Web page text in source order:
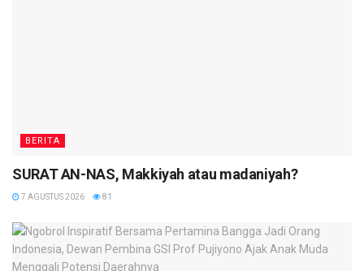
BERITA
SURAT AN-NAS, Makkiyah atau madaniyah?
7 AGUSTUS 2026 81